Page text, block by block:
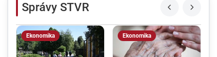
Správy STVR
Ekonomika Ekonomika